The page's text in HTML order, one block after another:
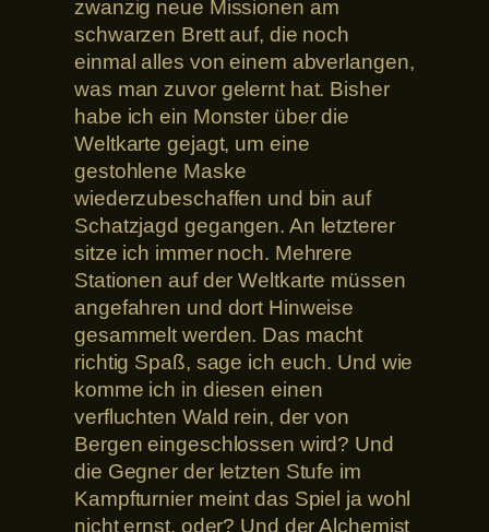
zwanzig neue Missionen am
schwarzen Brett auf, die noch
einmal alles von einem abverlangen,
was man zuvor gelernt hat. Bisher
habe ich ein Monster über die
Weltkarte gejagt, um eine
gestohlene Maske
wiederzubeschaffen und bin auf
Schatzjagd gegangen. An letzterer
sitze ich immer noch. Mehrere
Stationen auf der Weltkarte müssen
angefahren und dort Hinweise
gesammelt werden. Das macht
richtig Spaß, sage ich euch. Und wie
komme ich in diesen einen
verfluchten Wald rein, der von
Bergen eingeschlossen wird? Und
die Gegner der letzten Stufe im
Kampfturnier meint das Spiel ja wohl
nicht ernst, oder? Und der Alchemist